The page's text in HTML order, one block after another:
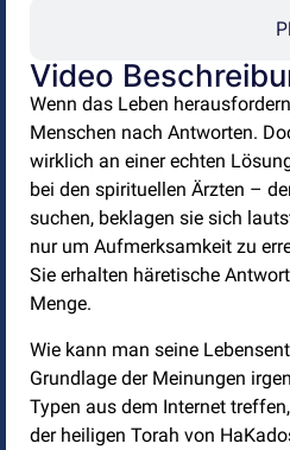
Video
Wenn das Leben
Menschen nach Antworten.
wirklich an einer echten
bei den spirituellen Ärzten –
suchen, beklagen sie sich
nur um Aufmerksamkeit zu
Sie erhalten häretische
Menge.
Wie kann man seine
Grundlage der Meinungen
Typen aus dem Internet
der heiligen Torah von